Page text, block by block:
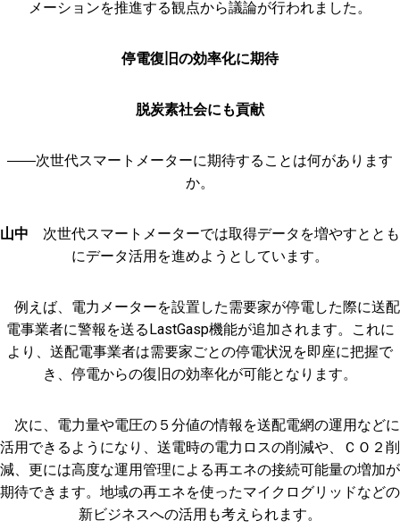
メーションを推進する観点から議論が行われました。
停電復旧の効率化に期待
脱炭素社会にも貢献
――次世代スマートメーターに期待することは何があります
か。
山中 次世代スマートメーターでは取得データを増やすととも
にデータ活用を進めようとしています。
例えば、電力メーターを設置した需要家が停電した際に送配
電事業者に警報を送るLastGasp機能が追加されます。これに
より、送配電事業者は需要家ごとの停電状況を即座に把握で
き、停電からの復旧の効率化が可能となります。
次に、電力量や電圧の５分値の情報を送配電網の運用などに
活用できるようになり、送電時の電力ロスの削減や、ＣＯ２削
減、更には高度な運用管理による再エネの接続可能量の増加が
期待できます。地域の再エネを使ったマイクログリッドなどの
新ビジネスへの活用も考えられます。